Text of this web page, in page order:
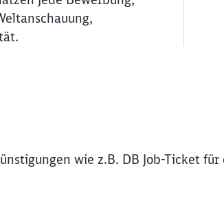
wie z.B. DB Job-Ticket